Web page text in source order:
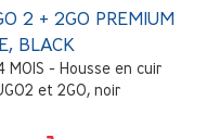
2 + 2GO PREMIUM
BLACK
MOIS - Housse en cuir
et 2GO, noir